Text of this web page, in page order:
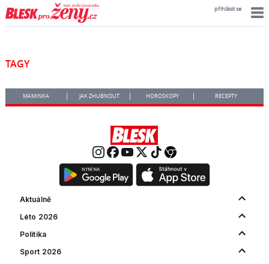
přihlásit se
TAGY
MAMINKA JAK ZHUBNOUT HOROSKOPY RECEPTY
Aktuálně
Léto 2026
Politika
Sport 2026